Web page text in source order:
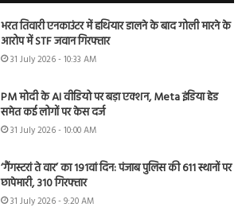
भरत तिवारी एनकाउंटर में हथियार डालने के बाद गोली मारने के
आरोप में STF जवान गिरफ्तार
31 July 2026 - 10:33 AM
PM मोदी के AI वीडियो पर बड़ा एक्शन, Meta इंडिया हेड
समेत कई लोगों पर केस दर्ज
31 July 2026 - 10:00 AM
‘गैंगस्टरां ते वार’ का 191वां दिन: पंजाब पुलिस की 611 स्थानों पर
छापेमारी, 310 गिरफ्तार
31 July 2026 - 9:20 AM